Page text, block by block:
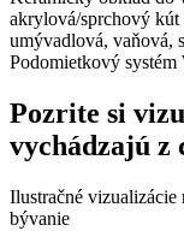
akrylová/sprchový kút
umývadlová, vaňová,
Podomietkový
Pozrite si
vychádzajú z
Ilustračné
bývanie